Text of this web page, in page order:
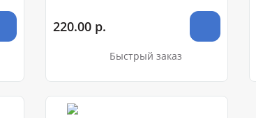
220.00 р.
Быстрый заказ